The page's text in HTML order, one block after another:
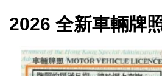
2026 全新車輛牌